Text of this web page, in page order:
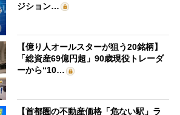
ジション…
【億り人オールスターが狙う20銘柄】
「総資産69億円超」90歳現役トレーダ
ーから“10…
【首都圏の不動産価格「危ない駅」ラ